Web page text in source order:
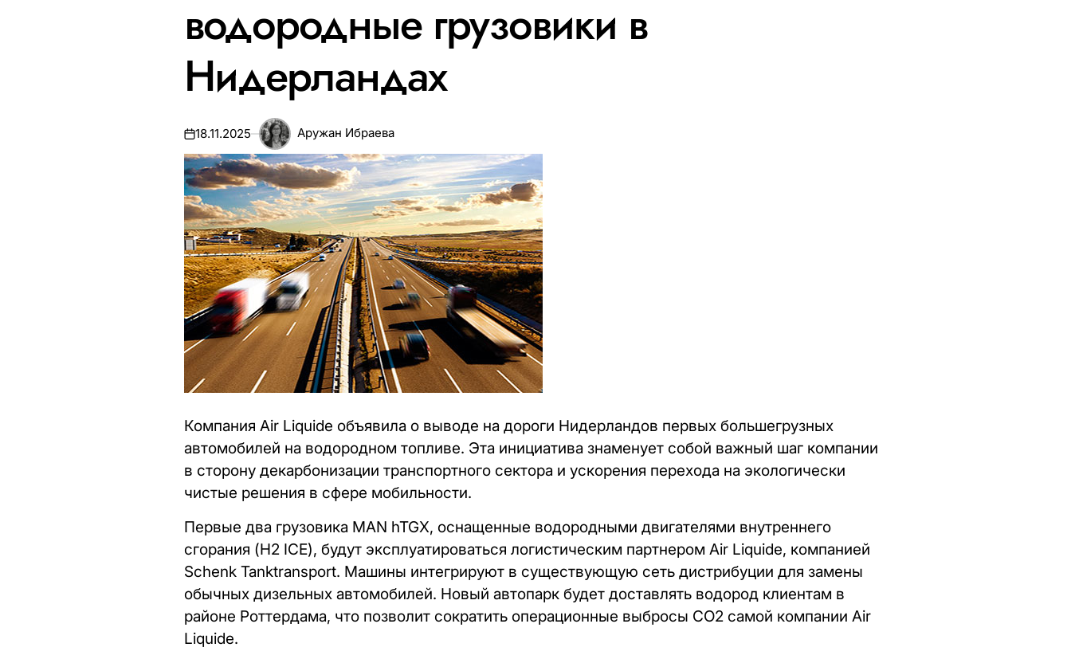
водородные грузовики в
Нидерландах
18.11.2025 Аружан Ибраева
Компания Air Liquide объявила о выводе на дороги Нидерландов первых большегрузных
автомобилей на водородном топливе. Эта инициатива знаменует собой важный шаг компании
в сторону декарбонизации транспортного сектора и ускорения перехода на экологически
чистые решения в сфере мобильности.
Первые два грузовика MAN hTGX, оснащенные водородными двигателями внутреннего
сгорания (H2 ICE), будут эксплуатироваться логистическим партнером Air Liquide, компанией
Schenk Tanktransport. Машины интегрируют в существующую сеть дистрибуции для замены
обычных дизельных автомобилей. Новый автопарк будет доставлять водород клиентам в
районе Роттердама, что позволит сократить операционные выбросы CO2 самой компании Air
Liquide.